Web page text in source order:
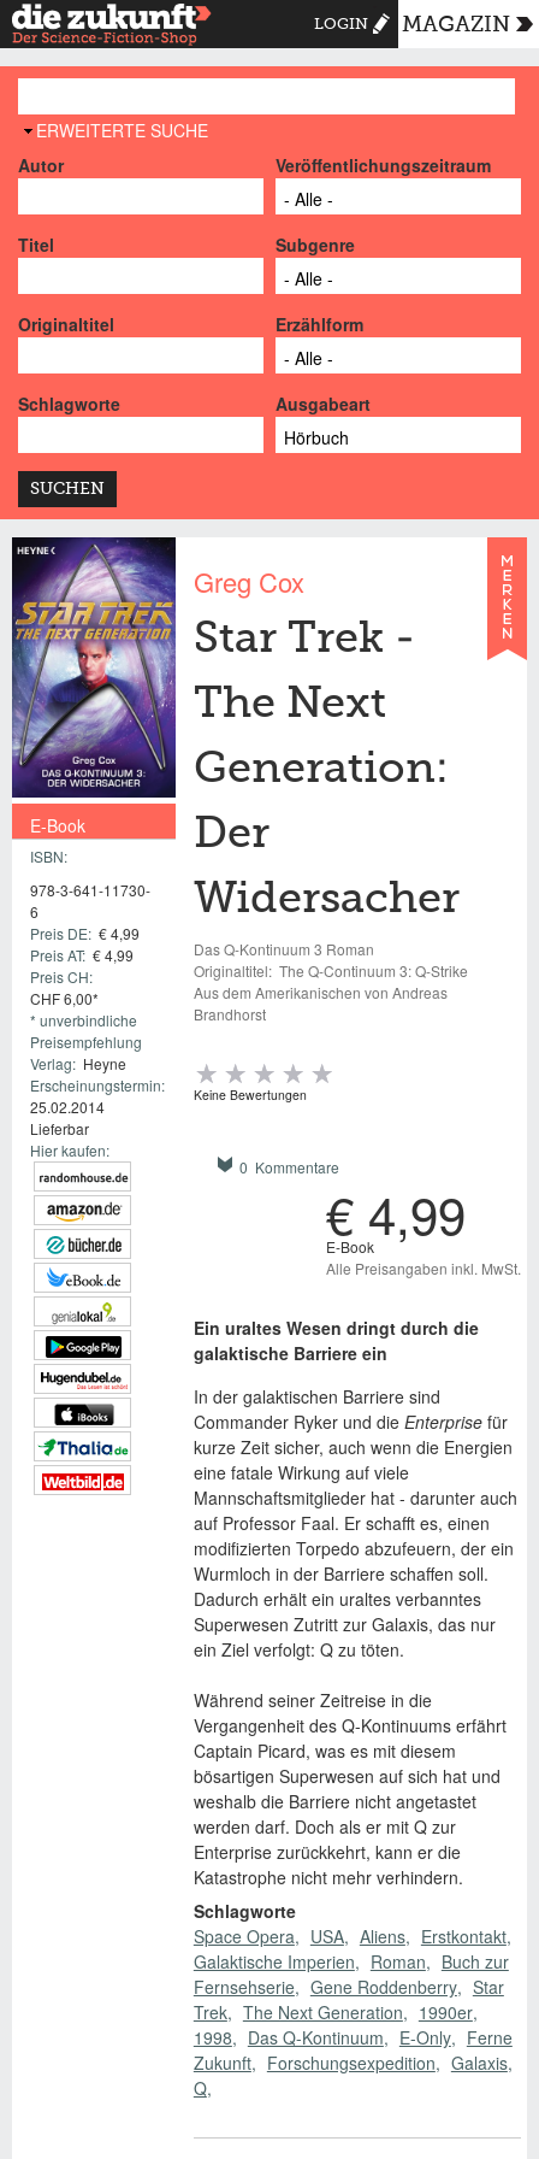
LOGIN MAGAZIN
AUSBLENDEN
ERWEITERTE SUCHE
Autor
Veröffentlichungszeitraum
Titel Subgenre
Originaltitel Erzählform
Schlagworte Ausgabeart
E-Book
ISBN:
978-3-641-11730-
6
Preis DE: € 4,99
Preis AT: € 4,99
Preis CH:
CHF 6,00*
* unverbindliche
Preisempfehlung
Verlag: Heyne
Erscheinungstermin:
25.02.2014
Lieferbar
Hier kaufen:
Greg Cox
Star Trek -
The Next
Generation:
Der
Widersacher
Das Q-Kontinuum 3 Roman
Originaltitel: The Q-Continuum 3: Q-Strike
Aus dem Amerikanischen von Andreas
Brandhorst
Keine Bewertungen
0 Kommentare
€ 4,99
E-Book
Alle Preisangaben inkl. MwSt.
Ein uraltes Wesen dringt durch die
galaktische Barriere ein
In der galaktischen Barriere sind
Commander Ryker und die Enterprisefür
kurze Zeit sicher, auch wenn die Energien
eine fatale Wirkung auf viele
Mannschaftsmitglieder hat - darunter auch
auf Professor Faal. Er schafft es, einen
modifizierten Torpedo abzufeuern, der ein
Wurmloch in der Barriere schaffen soll.
Dadurch erhält ein uraltes verbanntes
Superwesen Zutritt zur Galaxis, das nur
ein Ziel verfolgt: Q zu töten.
Während seiner Zeitreise in die
Vergangenheit des Q-Kontinuums erfährt
Captain Picard, was es mit diesem
bösartigen Superwesen auf sich hat und
weshalb die Barriere nicht angetastet
werden darf. Doch als er mit Q zur
Enterprise zurückkehrt, kann er die
Katastrophe nicht mehr verhindern.
Schlagworte
Space Opera
USA Aliens
Erstkontakt
Galaktische Imperien
Roman
Buch zur
Fernsehserie
Gene Roddenberry
Star
Trek
The Next Generation
1990er
1998
Das Q-Kontinuum E-Only
Ferne
Zukunft
Forschungsexpedition
Galaxis
Q